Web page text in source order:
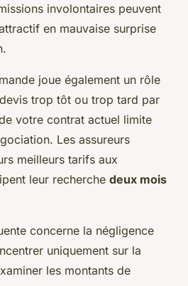
involontaires peuvent
en mauvaise surprise
joue également un rôle
trop tôt ou trop tard par
votre contrat actuel limite
Les assureurs
meilleurs tarifs aux
leur recherche deux mois
concerne la négligence
uniquement sur la
les montants de